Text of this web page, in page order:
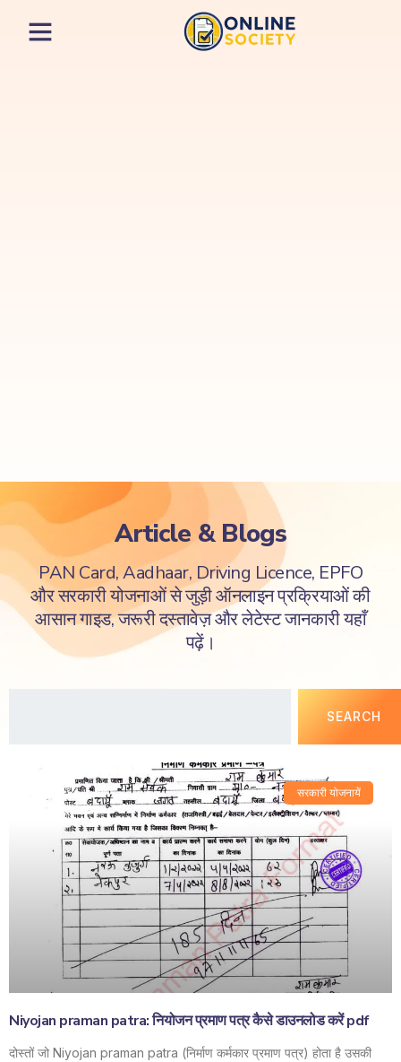
Article & Blogs
PAN Card, Aadhaar, Driving Licence, EPFO
और सरकारी योजनाओं से जुड़ी ऑनलाइन प्रक्रियाओं की
आसान गाइड, जरूरी दस्तावेज़ और लेटेस्ट जानकारी यहाँ
पढ़ें।
SEARCH
सरकारी योजनायें
Niyojan praman patra: नियोजन प्रमाण पत्र कैसे डाउनलोड करें pdf
दोस्तों जो Niyojan praman patra (निर्माण कर्मकार प्रमाण पत्र) होता है उसकी